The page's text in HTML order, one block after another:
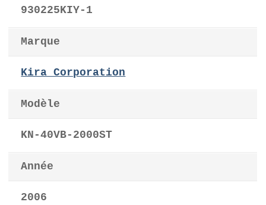
930225KIY-1
Marque
Kira Corporation
Modèle
KN-40VB-2000ST
Année
2006